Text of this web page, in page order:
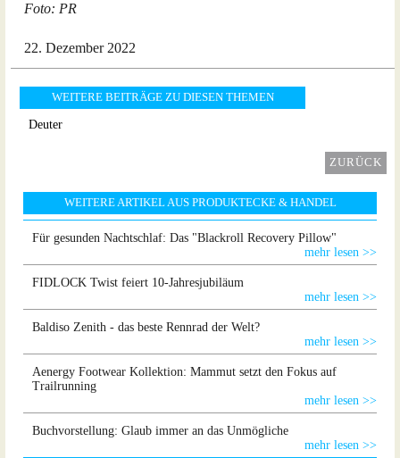
Foto: PR
22. Dezember 2022
WEITERE BEITRÄGE ZU DIESEN THEMEN
Deuter
ZURÜCK
WEITERE ARTIKEL AUS PRODUKTECKE & HANDEL
Für gesunden Nachtschlaf: Das "Blackroll Recovery Pillow"
mehr lesen >>
FIDLOCK Twist feiert 10-Jahresjubiläum
mehr lesen >>
Baldiso Zenith - das beste Rennrad der Welt?
mehr lesen >>
Aenergy Footwear Kollektion: Mammut setzt den Fokus auf
Trailrunning
mehr lesen >>
Buchvorstellung: Glaub immer an das Unmögliche
mehr lesen >>